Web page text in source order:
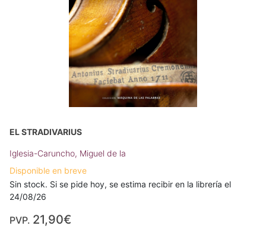
EL STRADIVARIUS
Iglesia-Caruncho, Miguel de la
Disponible en breve
Sin stock. Si se pide hoy, se estima recibir en la librería el
24/08/26
PVP. 21,90€